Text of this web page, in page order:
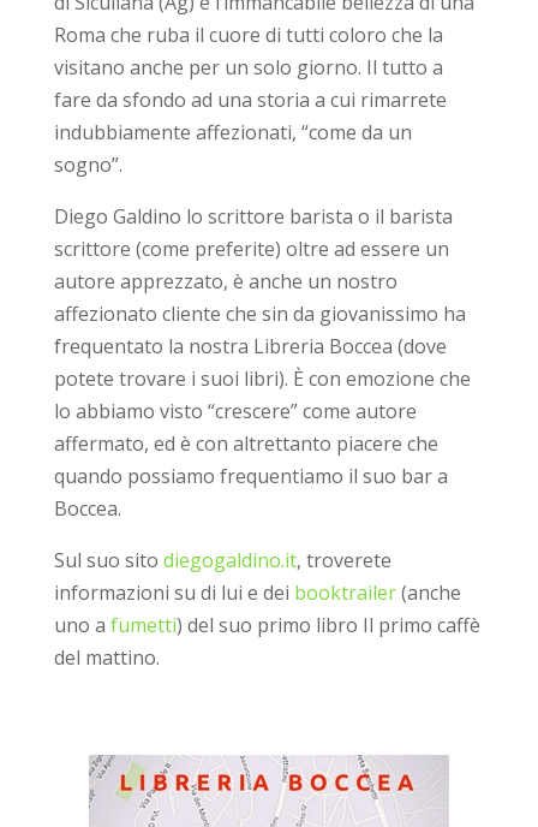
Roma che ruba il cuore di tutti coloro che la
visitano anche per un solo giorno. Il tutto a
fare da sfondo ad una storia a cui rimarrete
indubbiamente affezionati, “come da un
sogno”.
Diego Galdino lo scrittore barista o il barista
scrittore (come preferite) oltre ad essere un
autore apprezzato, è anche un nostro
affezionato cliente che sin da giovanissimo ha
frequentato la nostra Libreria Boccea (dove
potete trovare i suoi libri). È con emozione che
lo abbiamo visto “crescere” come autore
affermato, ed è con altrettanto piacere che
quando possiamo frequentiamo il suo bar a
Boccea.
Sul suo sito diegogaldino.it, troverete
informazioni su di lui e dei booktrailer(anche
uno a fumetti) del suo primo libro Il primo caffè
del mattino.